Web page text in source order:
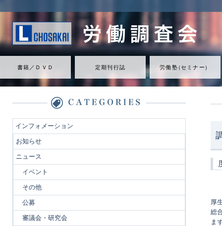
書籍／ＤＶＤ 定期刊行誌 労働塾（セミナ ー ）
厚
総
ま
インフォメーション
お知らせ
ニュース
イベント
その他
公募
審議会・研究会